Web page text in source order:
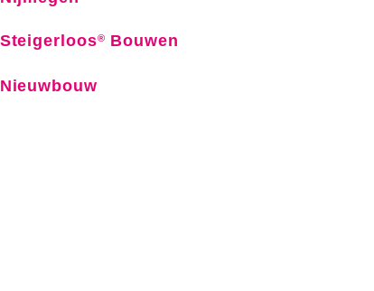
Steigerloos® Bouwen
Nieuwbouw